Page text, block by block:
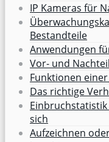
IP Kameras für
Bestandteile
Anwendungen
Vor- und
Funktionen
Das richtige
Einbruchstatistik
sich
Aufzeichnen